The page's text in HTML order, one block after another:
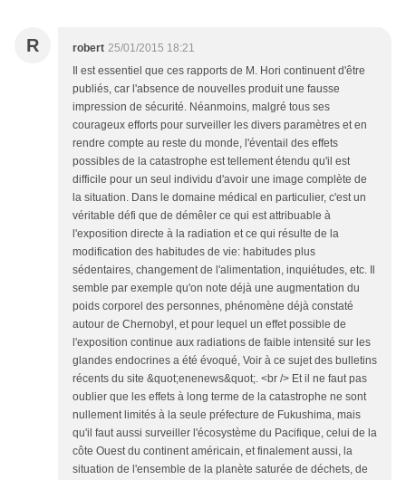
R robert 25/01/2015 18:21
Il est essentiel que ces rapports de M. Hori continuent d'être
publiés, car l'absence de nouvelles produit une fausse
impression de sécurité. Néanmoins, malgré tous ses
courageux efforts pour surveiller les divers paramètres et en
rendre compte au reste du monde, l'éventail des effets
possibles de la catastrophe est tellement étendu qu'il est
difficile pour un seul individu d'avoir une image complète de
la situation. Dans le domaine médical en particulier, c'est un
véritable défi que de démêler ce qui est attribuable à
l'exposition directe à la radiation et ce qui résulte de la
modification des habitudes de vie: habitudes plus
sédentaires, changement de l'alimentation, inquiétudes, etc. Il
semble par exemple qu'on note déjà une augmentation du
poids corporel des personnes, phénomène déjà constaté
autour de Chernobyl, et pour lequel un effet possible de
l'exposition continue aux radiations de faible intensité sur les
glandes endocrines a été évoqué, Voir à ce sujet des bulletins
récents du site &quot;enenews&quot;. <br /> Et il ne faut pas
oublier que les effets à long terme de la catastrophe ne sont
nullement limités à la seule préfecture de Fukushima, mais
qu'il faut aussi surveiller l'écosystème du Pacifique, celui de la
côte Ouest du continent américain, et finalement aussi, la
situation de l'ensemble de la planète saturée de déchets, de